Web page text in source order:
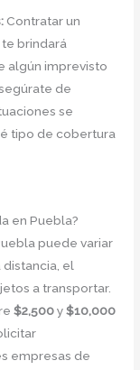
Contratar un
brindará
algún imprevisto
de
se
tipo de cobertura
en Puebla?
puede variar
el
a transportar.
$2,500y$10,000
empresas de